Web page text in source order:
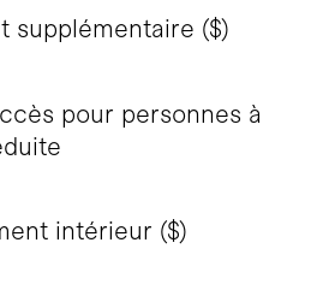
supplémentaire ($)
pour personnes à
intérieur ($)